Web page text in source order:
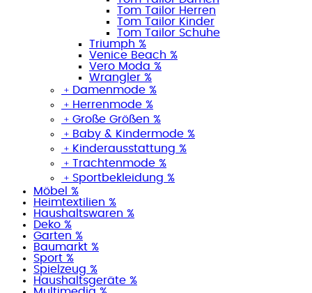
Tom Tailor Herren
Tom Tailor Kinder
Tom Tailor Schuhe
Triumph %
Venice Beach %
Vero Moda %
Wrangler %
﹢ Damenmode %
﹢ Herrenmode %
﹢ Große Größen %
﹢ Baby & Kindermode %
﹢ Kinderausstattung %
﹢ Trachtenmode %
﹢ Sportbekleidung %
Möbel %
Heimtextilien %
Haushaltswaren %
Deko %
Garten %
Baumarkt %
Sport %
Spielzeug %
Haushaltsgeräte %